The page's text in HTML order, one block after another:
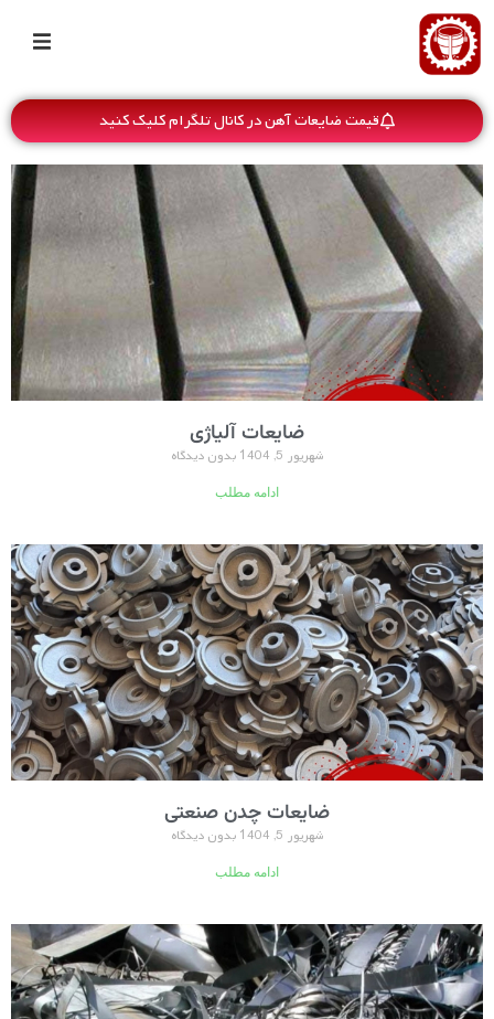
قیمت ضایعات آهن در کانال تلگرام کلیک کنید
ضایعات آلیاژی
شهریور 5, 1404 بدون دیدگاه
ادامه مطلب
ضایعات چدن صنعتی
شهریور 5, 1404 بدون دیدگاه
ادامه مطلب